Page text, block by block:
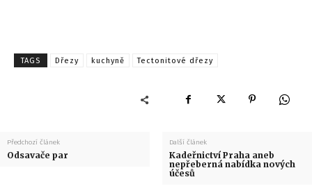
TAGS Dřezy kuchyně Tectonitové dřezy
Předchozí článek
Odsavače par
Další článek
Kadeřnictví Praha aneb
nepřeberná nabídka nových
účesů